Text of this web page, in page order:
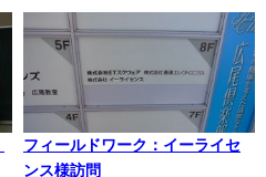
フィールドワーク：イーライセ
ンス様訪問